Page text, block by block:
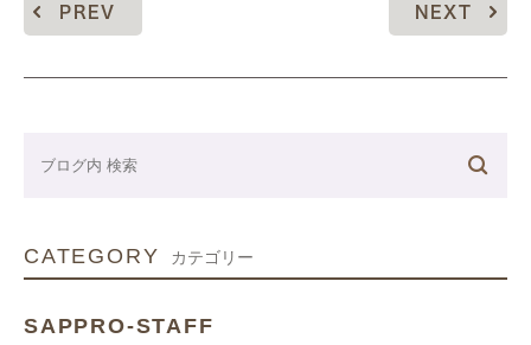
PREV NEXT
CATEGORY カテゴリー
SAPPRO-STAFF